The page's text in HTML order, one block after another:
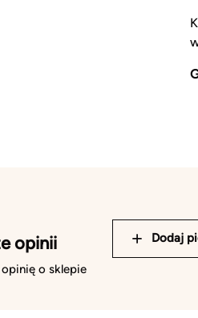
opinii
o sklepie
Dodaj